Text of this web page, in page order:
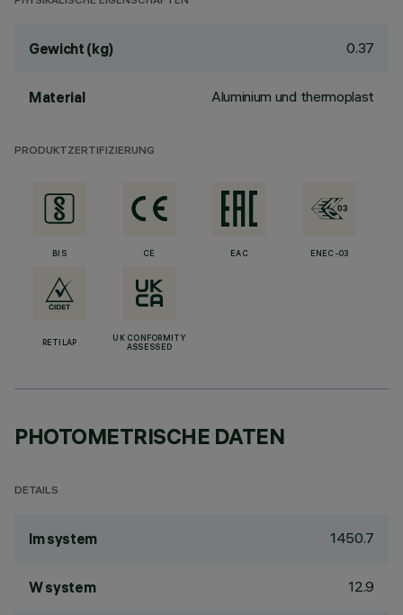
Gewicht (kg) 0.37
Material Aluminium und thermoplast
PRODUKTZERTIFIZIERUNG
BIS CE EAC ENEC-03
RETILAP
UK CONFORMITY
ASSESSED
PHOTOMETRISCHE DATEN
DETAILS
lm system 1450.7
W system 12.9